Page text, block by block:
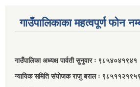
गाउँपालिकाका महत्वपूर्ण फोन
गाउँपालिका अध्यक्ष पार्वती सुनुवार ः ९८५४०४१९४१
न्यायिक समिति संयोजक राजु बराल ः ९८५११२१९५९